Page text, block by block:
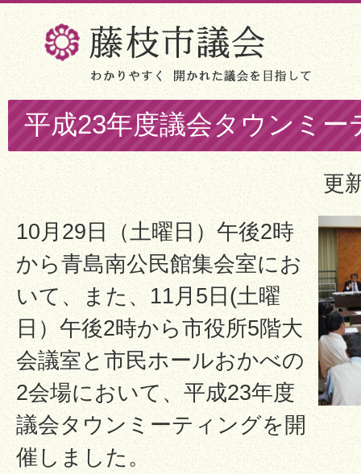
平成23年度議会タウンミー
更
10月29日（土曜日）午後2時
から青島南公民館集会室にお
いて、また、11月5日(土曜
日）午後2時から市役所5階大
会議室と市民ホールおかべの
2会場において、平成23年度
議会タウンミーティングを開
催しました。